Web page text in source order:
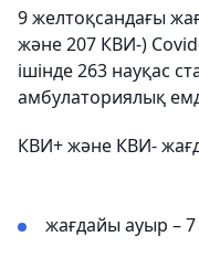
9 желтоқсандағы
және 207 КВИ-)
ішінде 263 науқас
амбулаториялық
КВИ+ және КВИ-
жағдайы ауыр – 7